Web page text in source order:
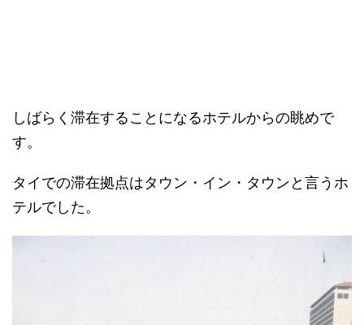
しばらく滞在することになるホテルからの眺めで
す。
タイでの滞在拠点はタウン・イン・タウンと言うホ
テルでした。